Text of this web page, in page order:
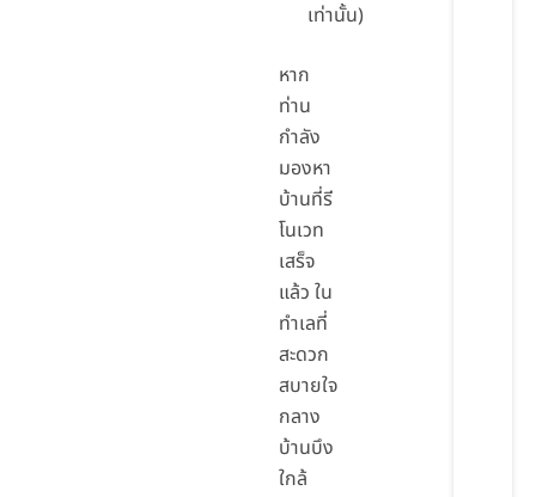
เท่านั้น)
หาก
ท่าน
กำลัง
มองหา
บ้านที่รี
โนเวท
เสร็จ
แล้ว ใน
ทำเลที่
สะดวก
สบายใจ
กลาง
บ้านบึง
ใกล้